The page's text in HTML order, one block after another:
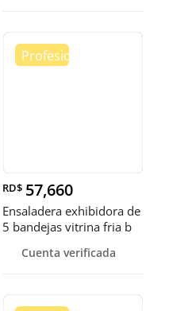
RD$ 57,660
Ensaladera exhibidora de
5 bandejas vitrina fria b
Cuenta verificada